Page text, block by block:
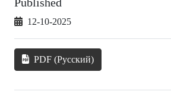
12-10-2025
PDF (Русский)